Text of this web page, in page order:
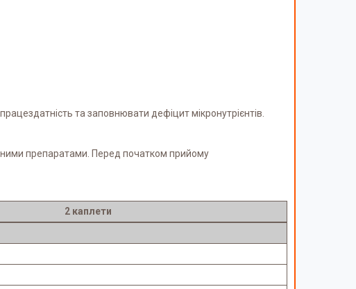
та заповнювати дефіцит мікронутрієнтів.
препаратами. Перед початком прийому
2 каплети